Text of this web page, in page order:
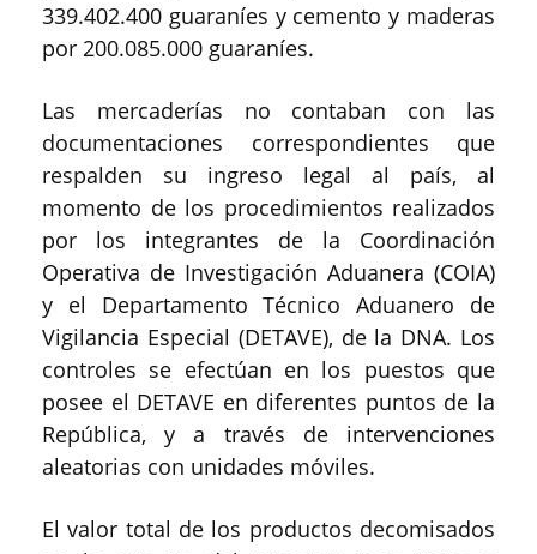
339.402.400 guaraníes y cemento y maderas
por 200.085.000 guaraníes.
Las mercaderías no contaban con las
documentaciones correspondientes que
respalden su ingreso legal al país, al
momento de los procedimientos realizados
por los integrantes de la Coordinación
Operativa de Investigación Aduanera (COIA)
y el Departamento Técnico Aduanero de
Vigilancia Especial (DETAVE), de la DNA. Los
controles se efectúan en los puestos que
posee el DETAVE en diferentes puntos de la
República, y a través de intervenciones
aleatorias con unidades móviles.
El valor total de los productos decomisados